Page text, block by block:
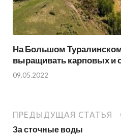
На Большом
выращивать карповых и
09.05.2022
ПРЕДЫДУЩАЯ СТАТЬЯ
За сточные воды